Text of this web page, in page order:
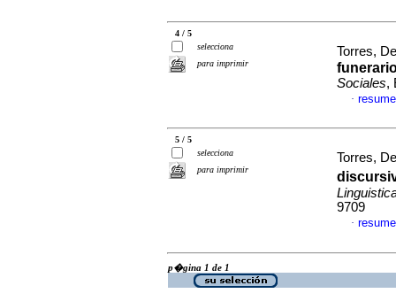
4 / 5
selecciona
para imprimir
Torres,
Sociales,
·
5 / 5
selecciona
para imprimir
Torres,
9709
·
p�gina 1 de 1